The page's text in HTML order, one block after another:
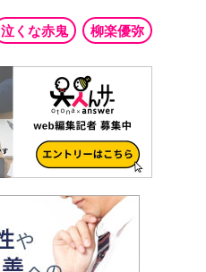
泣くな赤鬼 柳楽優弥